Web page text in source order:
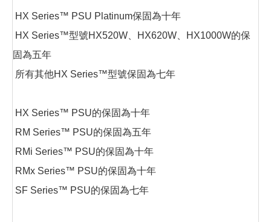
HX Series™ PSU Platinum保固為十年
HX Series™型號HX520W、HX620W、HX1000W的保
固為五年
所有其他HX Series™型號保固為七年
HX Series™ PSU的保固為十年
RM Series™ PSU的保固為五年
RMi Series™ PSU的保固為十年
RMx Series™ PSU的保固為十年
SF Series™ PSU的保固為七年